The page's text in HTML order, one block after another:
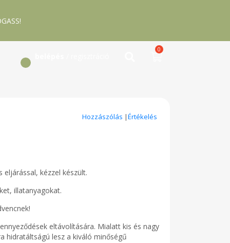
0
Hozzászólás |Értékelés
kézzel készült.
illatanyagokat.
eltávolítására. Mialatt kis és nagy
hidratáltságú lesz a kiváló minőségű